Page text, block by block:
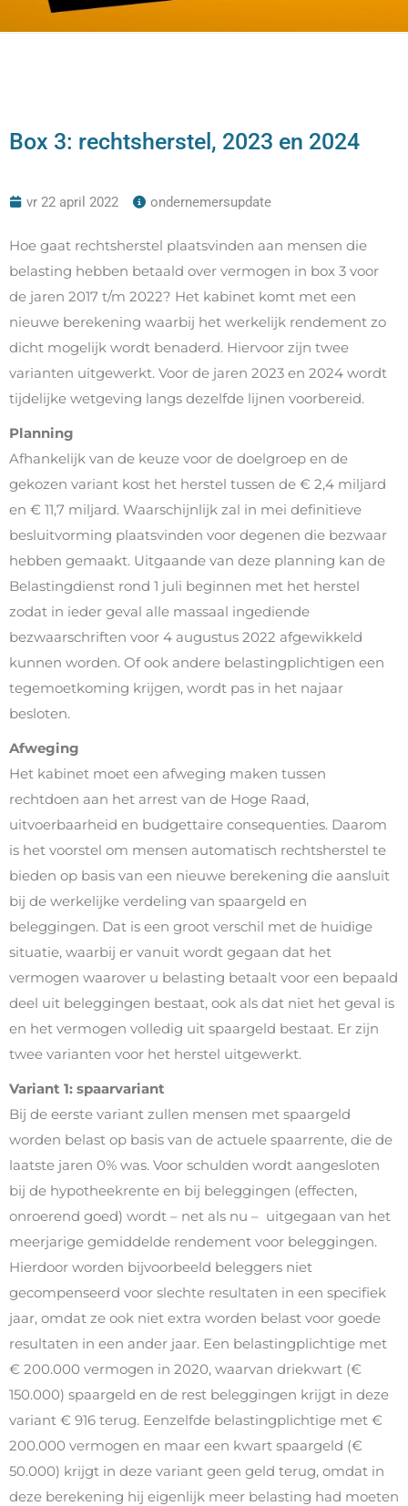
Box 3: rechtsherstel, 2023 en 2024
vr 22 april 2022 ondernemersupdate
Hoe gaat rechtsherstel plaatsvinden aan mensen die
belasting hebben betaald over vermogen in box 3 voor
de jaren 2017 t/m 2022? Het kabinet komt met een
nieuwe berekening waarbij het werkelijk rendement zo
dicht mogelijk wordt benaderd. Hiervoor zijn twee
varianten uitgewerkt. Voor de jaren 2023 en 2024 wordt
tijdelijke wetgeving langs dezelfde lijnen voorbereid.
Planning
Afhankelijk van de keuze voor de doelgroep en de
gekozen variant kost het herstel tussen de € 2,4 miljard
en € 11,7 miljard. Waarschijnlijk zal in mei definitieve
besluitvorming plaatsvinden voor degenen die bezwaar
hebben gemaakt. Uitgaande van deze planning kan de
Belastingdienst rond 1 juli beginnen met het herstel
zodat in ieder geval alle massaal ingediende
bezwaarschriften voor 4 augustus 2022 afgewikkeld
kunnen worden. Of ook andere belastingplichtigen een
tegemoetkoming krijgen, wordt pas in het najaar
besloten.
Afweging
Het kabinet moet een afweging maken tussen
rechtdoen aan het arrest van de Hoge Raad,
uitvoerbaarheid en budgettaire consequenties. Daarom
is het voorstel om mensen automatisch rechtsherstel te
bieden op basis van een nieuwe berekening die aansluit
bij de werkelijke verdeling van spaargeld en
beleggingen. Dat is een groot verschil met de huidige
situatie, waarbij er vanuit wordt gegaan dat het
vermogen waarover u belasting betaalt voor een bepaald
deel uit beleggingen bestaat, ook als dat niet het geval is
en het vermogen volledig uit spaargeld bestaat. Er zijn
twee varianten voor het herstel uitgewerkt.
Variant 1: spaarvariant
Bij de eerste variant zullen mensen met spaargeld
worden belast op basis van de actuele spaarrente, die de
laatste jaren 0% was. Voor schulden wordt aangesloten
bij de hypotheekrente en bij beleggingen (effecten,
onroerend goed) wordt – net als nu – uitgegaan van het
meerjarige gemiddelde rendement voor beleggingen.
Hierdoor worden bijvoorbeeld beleggers niet
gecompenseerd voor slechte resultaten in een specifiek
jaar, omdat ze ook niet extra worden belast voor goede
resultaten in een ander jaar. Een belastingplichtige met
€ 200.000 vermogen in 2020, waarvan driekwart (€
150.000) spaargeld en de rest beleggingen krijgt in deze
variant € 916 terug. Eenzelfde belastingplichtige met €
200.000 vermogen en maar een kwart spaargeld (€
50.000) krijgt in deze variant geen geld terug, omdat in
deze berekening hij eigenlijk meer belasting had moeten